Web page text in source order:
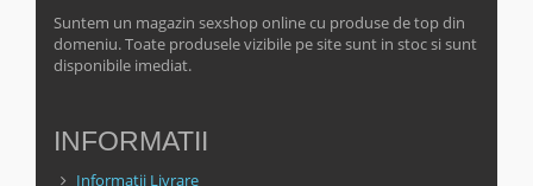
Suntem un magazin sexshop online cu produse de top din
domeniu. Toate produsele vizibile pe site sunt in stoc si sunt
disponibile imediat.
INFORMATII
Informatii Livrare